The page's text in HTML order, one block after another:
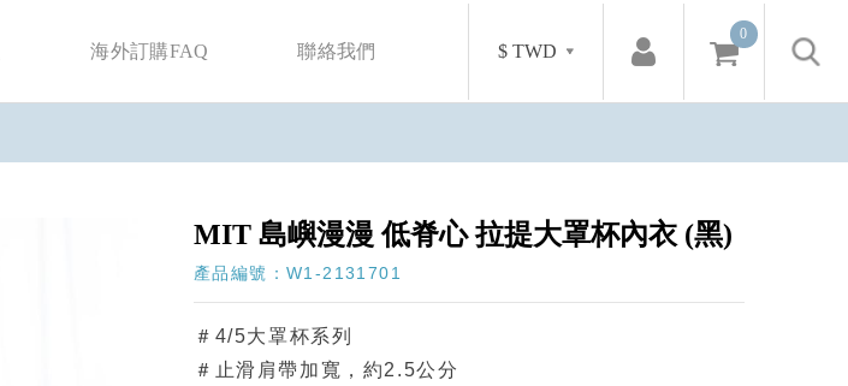
海外訂購FAQ 聯絡我們 $ TWD
0
MIT 島嶼漫漫 低脊心 拉提大罩杯內衣 (黑)
產品編號：W1-2131701
＃4/5大罩杯系列
＃止滑肩帶加寬，約2.5公分